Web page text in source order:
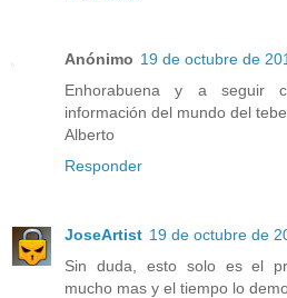
Anónimo 19 de octubre de
Enhorabuena y a seguir
información del mundo del
Alberto
Responder
JoseArtist 19 de octubre de
Sin duda, esto solo es el
mucho mas y el tiempo lo